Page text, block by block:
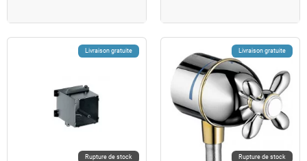
Livraison gratuite
Rupture de stock
Livraison gratuite
Rupture de stock